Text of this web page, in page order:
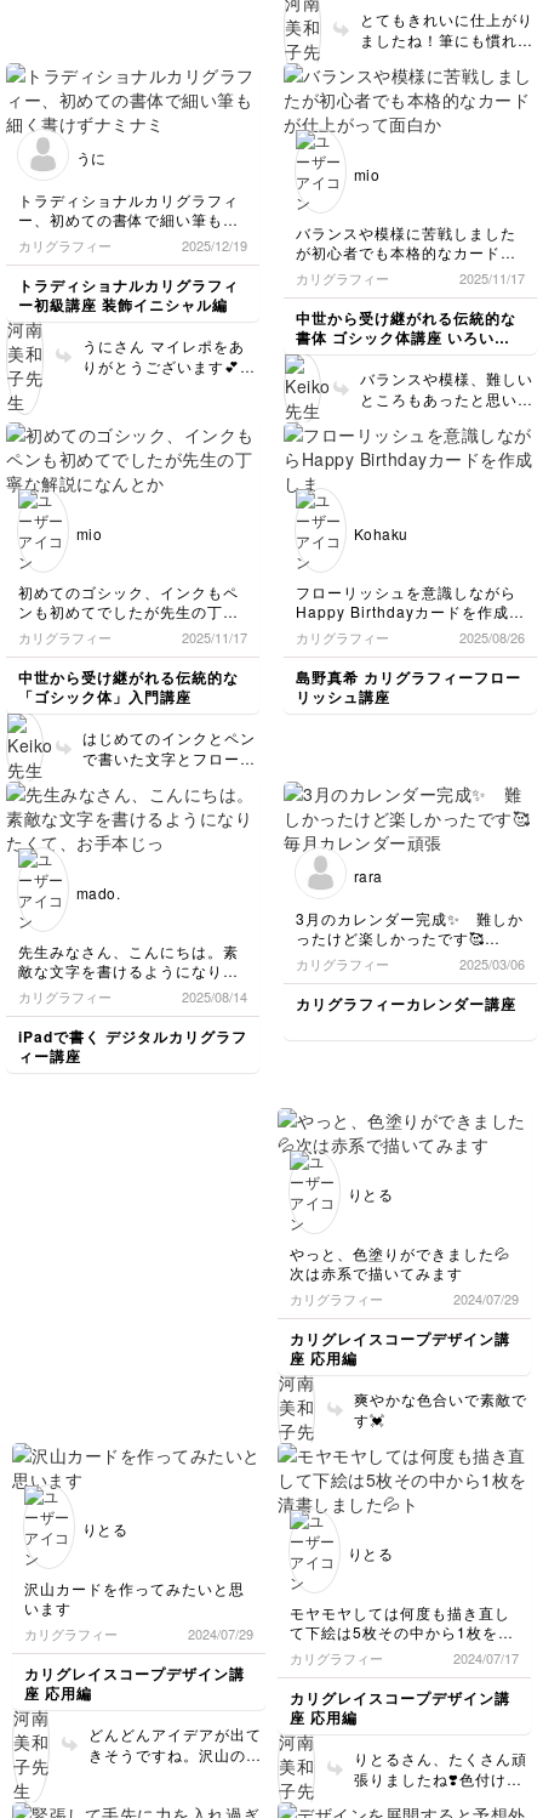
とてもきれいに仕上がり
ましたね！筆にも慣れて
ラインも安定して、白い
隙間もとても綺麗です！
文字の組み合わせをかえ
うに
トラディショナルカリグラフィ
ー、初めての書体で細い筆も細
く書けずナミナミになったり。
たくさん書いて筆に慣れていき
たい。
カリグラフィー 2025/12/19
トラディショナルカリグラフィ
ー初級講座 装飾イニシャル編
うにさん マイレポをあ
りがとうございます💕
とてもキレイです😍 ア
ウトラインがなみなみ〰︎
になった時は、絵の具が
乾いた後に、もう一度ア
とも可能です。筆にどん
てるとラインが揺れるで
すよ）、描いてください
ね！
mio
バランスや模様に苦戦しました
が初心者でも本格的なカードが
仕上がって面白かったです。あ
りがとうございました！
カリグラフィー 2025/11/17
中世から受け継がれる伝統的な
書体 ゴシック体講座 いろいろ
なメッセージカードを書いてみ
よう
バランスや模様、難しい
ところもあったと思いま
り組まれていますね。
仕上がったカードとって
レンジしてみてください
mio
初めてのゴシック、インクもペ
ンも初めてでしたが先生の丁寧
な解説になんとかメッセージま
で書くことができました。文字
というよりアートで瞑想のよう
な時間を体験できました。あり
がとうございました！
カリグラフィー 2025/11/17
中世から受け継がれる伝統的な
「ゴシック体」入門講座
はじめてのインクとペン
で書いた文字とフローリ
かで素敵です✨✨✨ アー
トと瞑想のような時間を
感じていただけたとのこ
別なひと時になったら嬉
フィーの世界を楽しんで
くださいね。
Kohaku
フローリッシュを意識しながら
Happy Birthdayカードを作成し
ました！先生の講座は分かりや
すくフローリッシュ初心者でも
作品を仕上げることができまし
た！
カリグラフィー 2025/08/26
島野真希 カリグラフィーフロー
リッシュ講座
mado.
先生みなさん、こんにちは。素
敵な文字を書けるようになりた
くて、お手本じっくり見ながら
真似して書きました。
じーっと文字を見ていると、線
の表情や性格みたいなものが見
えてきて面白かったです。
カリグラフィー 2025/08/14
iPadで書く デジタルカリグラフ
ィー講座
rara
3月のカレンダー完成✨ 難しか
ったけど楽しかったです🥰
毎月カレンダー頑張って作り
ま〜す❣️
カリグラフィー 2025/03/06
カリグラフィーカレンダー講座
りとる
やっと、色塗りができました💦
次は赤系で描いてみます
カリグラフィー 2024/07/29
カリグレイスコープデザイン講
座 応用編
爽やかな色合いで素敵で
す💓
りとる
沢山カードを作ってみたいと思
います
カリグラフィー 2024/07/29
カリグレイスコープデザイン講
座 応用編
どんどんアイデアが出て
きそうですね。沢山のカ
りとる
モヤモヤしては何度も描き直し
て下絵は5枚その中から1枚を清
書しました💦
トレーシングペーパを何度も折
るとどうしてもズレが出来て苦
戦しました、これから色を塗っ
て完成したらまた頭をリフレッ
シュして描いてみようと思いま
す🍀
カリグラフィー 2024/07/17
カリグレイスコープデザイン講
座 応用編
りとるさん、たくさん頑
張りましたね❣️色付けも